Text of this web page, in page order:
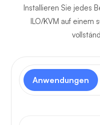
Installieren Sie jedes
ILO/KVM auf einem
Anwendungen